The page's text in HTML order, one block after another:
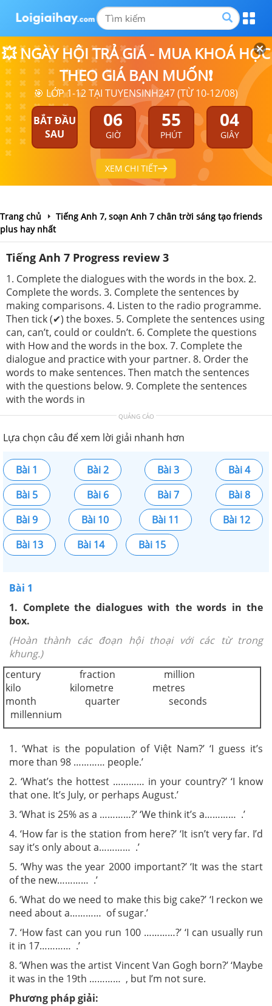
💥 NGÀY HỘI TRẢ GIÁ - MUA KHOÁ HỌC
THEO GIÁ BẠN MUỐN❗
🎯 LỚP 1-12 TẠI TUYENSINH247 (TỪ 10-12/08)
BẮT ĐẦU
SAU
06
GIỜ
55
PHÚT
03
GIÂY
XEM CHI TIẾT
Trang chủ
Tiếng Anh 7, soạn Anh 7 chân trời sáng tạo friends
plus hay nhất
Tiếng Anh 7 Progress review 3
1. Complete the dialogues with the words in the box. 2.
Complete the words. 3. Complete the sentences by
making comparisons. 4. Listen to the radio programme.
Then tick (✔) the boxes. 5. Complete the sentences using
can, can’t, could or couldn’t. 6. Complete the questions
with How and the words in the box. 7. Complete the
dialogue and practice with your partner. 8. Order the
words to make sentences. Then match the sentences
with the questions below. 9. Complete the sentences
with the words in
QUẢNG CÁO
Lựa chọn câu để xem lời giải nhanh hơn
Bài 1 Bài 2 Bài 3
Bài 4
Bài 5
Bài 6 Bài 7
Bài 8
Bài 9
Bài 10 Bài 11
Bài 12
Bài 13
Bài 14 Bài 15
Bài 1
1. Complete the dialogues with the words in the
box.
(Hoàn thành các đoạn hội thoại với các từ trong
khung.)
century fraction million
kilo kilometre metres
month quarter seconds
millennium
1. ‘What is the population of Việt Nam?’ ‘I guess it’s
more than 98 ………… people.’
2. ‘What’s the hottest ………… in your country?’ ‘I know
that one. It’s July, or perhaps August.’
3. ‘What is 25% as a …………?’ ‘We think it’s a………… .’
4. ‘How far is the station from here?’ ‘It isn’t very far. I’d
say it’s only about a………… .’
5. ‘Why was the year 2000 important?’ ‘It was the start
of the new………… .’
6.‘What do we need to make this big cake?’ ‘I reckon we
need about a………… of sugar.’
7. ‘How fast can you run 100 …………?’ ‘I can usually run
it in 17………… .’
8.‘When was the artist Vincent Van Gogh born?’ ‘Maybe
it was in the 19th ………… , but I’m not sure.
Phương pháp giải: